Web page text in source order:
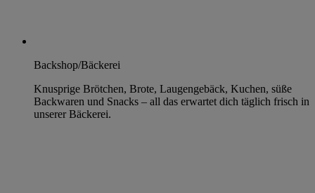
Backshop/Bäckerei
Knusprige Brötchen, Brote, Laugengebäck, Kuchen, süße
Backwaren und Snacks – all das erwartet dich täglich frisch in
unserer Bäckerei.